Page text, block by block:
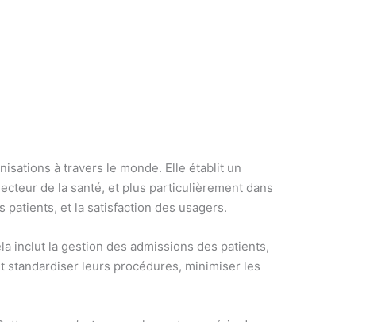
à travers le monde. Elle établit un
de la santé, et plus particulièrement dans
et la satisfaction des usagers.
inclut la gestion des admissions des patients,
standardiser leurs procédures, minimiser les